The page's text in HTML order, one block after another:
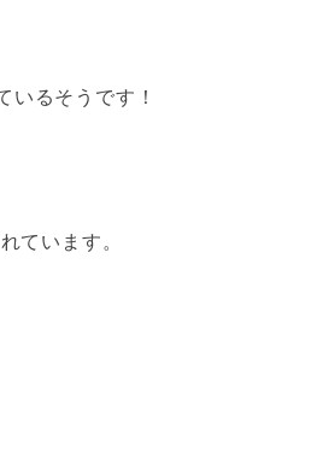
いるそうです！
ています。